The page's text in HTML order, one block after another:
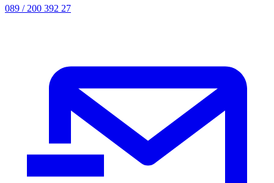
089 / 200 392 27